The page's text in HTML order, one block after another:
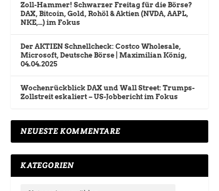
Zoll-Hammer! Schwarzer Freitag für die Börse?
DAX, Bitcoin, Gold, Rohöl & Aktien (NVDA, AAPL,
NKE,…) im Fokus
Der AKTIEN Schnellcheck: Costco Wholesale,
Microsoft, Deutsche Börse | Maximilian König,
04.04.2025
Wochenrückblick DAX und Wall Street: Trumps-
Zollstreit eskaliert – US-Jobbericht im Fokus
NEUESTE KOMMENTARE
KATEGORIEN